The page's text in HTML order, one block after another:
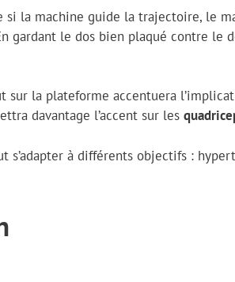
si la machine guide la trajectoire, le
gardant le dos bien plaqué contre le
sur la plateforme accentuera
davantage l’accent sur les
s’adapter à différents objectifs :